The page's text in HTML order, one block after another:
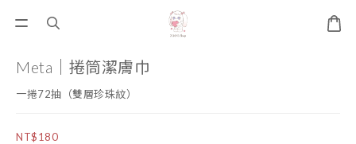
Meta｜捲筒潔膚巾
一捲72抽（雙層珍珠紋）
NT$180